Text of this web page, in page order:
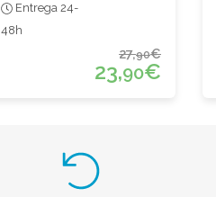
Entrega 24-
48h
27,90€
23,90€